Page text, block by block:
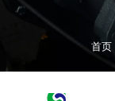
首页